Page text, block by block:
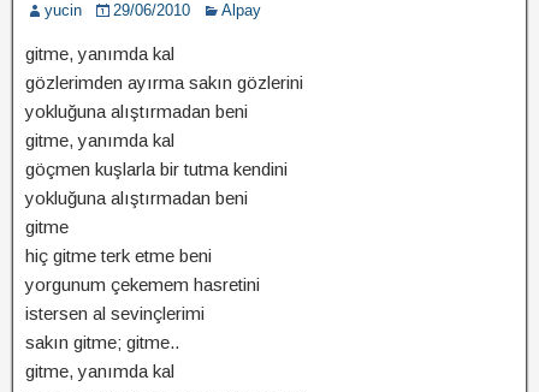
yucin 29/06/2010 Alpay
gitme, yanımda kal
gözlerimden ayırma sakın gözlerini
yokluğuna alıştırmadan beni
gitme, yanımda kal
göçmen kuşlarla bir tutma kendini
yokluğuna alıştırmadan beni
gitme
hiç gitme terk etme beni
yorgunum çekemem hasretini
istersen al sevinçlerimi
sakın gitme; gitme..
gitme, yanımda kal